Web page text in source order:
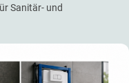
Sanitär- und